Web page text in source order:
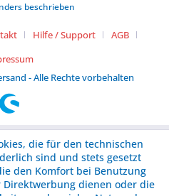
beschrieben
Hilfe / Support
AGB
- Alle Rechte vorbehalten
die für den technischen
sind und stets gesetzt
den Komfort bei Benutzung
dienen oder die